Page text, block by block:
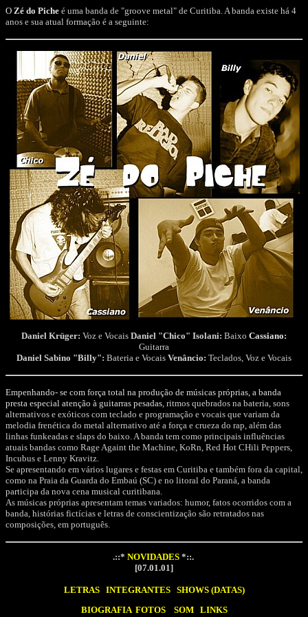
O Zé do Piche é uma banda de "groove metal" de Curitiba. A banda existe há 4
anos e sua atual formação é a seguinte:
Daniel Krüger: Voz e Vocais Daniel "Chico" Isolani: Baixo Cassiano:
Guitarra
Daniel Sabino "Billy": Bateria e Vocais Venâncio: Teclados, Voz e Vocais
Empenhando- se com força total na produção de músicas próprias, a banda
presta especial atenção à guitarras pesadas, ritmos quebrados na bateria, sons
alternativos e exóticos com teclado e programação e vocais que variam da
melodia frenética do metal alternativo até a força e crueza do rap, além das
linhas funkeadas e slaps do baixo. A banda tem como principais influências
atuais bandas como Rage Againt the Machine, KoRn, Red Hot CHili Peppers,
Incubus e Lenny Kravitz.
Se apresentando em vários lugares e festas em Curitiba e também fora da capital,
como na Praia da Guarda do Embaú (SC) e no litoral do Paraná, a banda
participa da nova cena musical curitibana.
As músicas próprias apresentam temas variados: humor, fatos ocorridos com a
banda, histórias fictícias e letras de conscientização são retratados nas
composições, em português.
.::* NOVIDADES *::.
[07.01.01]
LETRAS INTEGRANTES
SHOWS (DATAS)
BIOGRAFIA FOTOS SOM LINKS